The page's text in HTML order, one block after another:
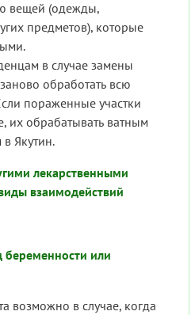
вещей (одежды,
предметов), которые
в случае замены
обработать всю
пораженные участки
их обрабатывать ватным
Якутин.
лекарственными
взаимодействий
или
возможно в случае, когда